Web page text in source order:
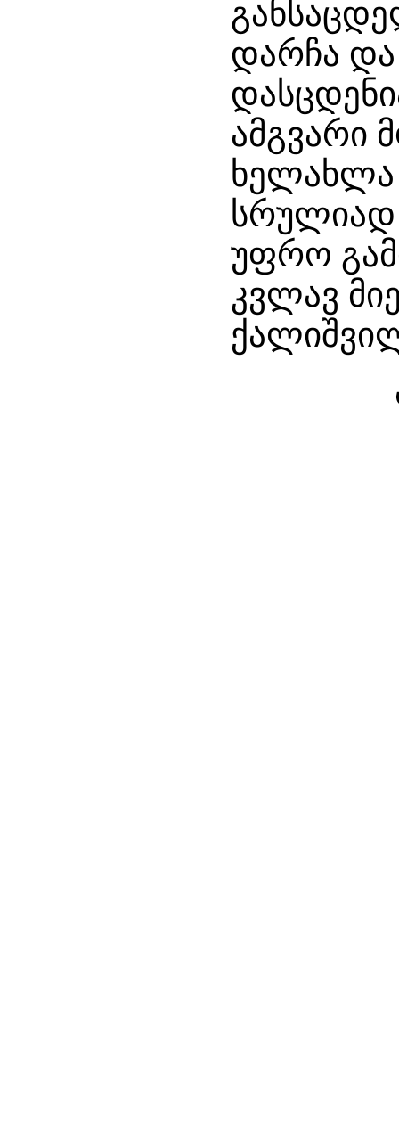
დარჩა
ამგვარი
ხელახლა
სრულიად
უფრო
კვლავ